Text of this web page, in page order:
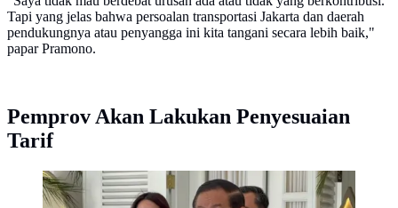
Tapi yang jelas bahwa persoalan transportasi Jakarta dan daerah
pendukungnya atau penyangga ini kita tangani secara lebih baik,"
papar Pramono.
Pemprov Akan Lakukan Penyesuaian
Tarif
Gubernur DKI Jakarta Pramono Anung saat dijumpai
di Balai Kota, Jakarta, Selasa (31/3/2026). (Antara)